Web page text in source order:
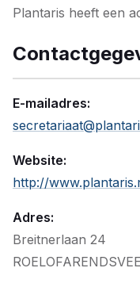
Plantaris heeft een
E-mailadres:
Website:
http://
Adres:
Breitnerlaan 24